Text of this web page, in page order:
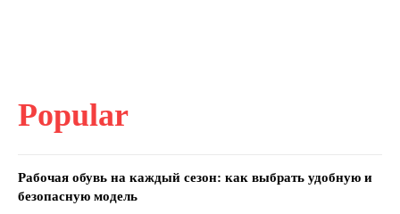
Popular
Рабочая обувь на каждый сезон: как выбрать удобную и
безопасную модель